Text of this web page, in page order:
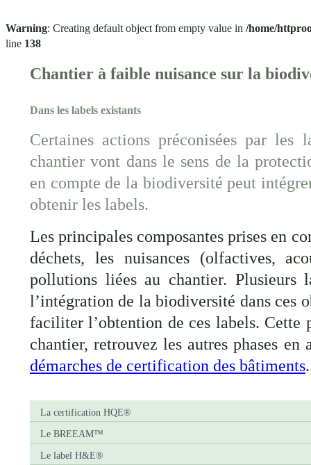
Warning: Creating default object from empty value in /home/
line 138
Chantier à faible nuisance sur la
Dans les labels existants
Certaines actions préconisées par les
chantier vont dans le sens de la
en compte de la biodiversité peut
obtenir les labels.
Les principales composantes prises en
déchets, les nuisances (olfactives,
pollutions liées au chantier. Plusieurs
l’intégration de la biodiversité dans ces
faciliter l’obtention de ces labels. Cette
chantier, retrouvez les autres phases en
démarches de certification des bâtiments.
La certification HQE®
Le BREEAM™
Le label H&E®